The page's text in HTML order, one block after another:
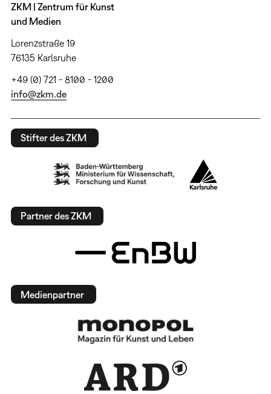
ZKM | Zentrum für Kunst
und Medien
Lorenzstraße 19
76135 Karlsruhe
+49 (0) 721 - 8100 - 1200
info@zkm.de
Stifter des ZKM
Partner des ZKM
Medienpartner